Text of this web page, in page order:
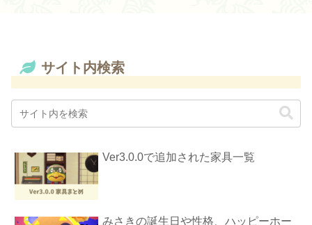
サイト内検索
Ver3.0.0で追加された家具一覧
みさきの誕生日や性格、ハッピーホー